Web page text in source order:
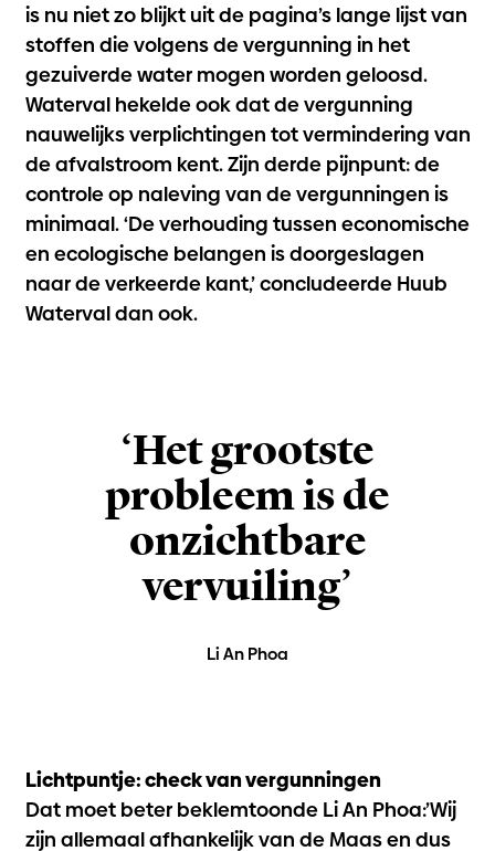
is nu niet zo blijkt uit de pagina’s lange lijst van
stoffen die volgens de vergunning in het
gezuiverde water mogen worden geloosd.
Waterval hekelde ook dat de vergunning
nauwelijks verplichtingen tot vermindering van
de afvalstroom kent. Zijn derde pijnpunt: de
controle op naleving van de vergunningen is
minimaal. ‘De verhouding tussen economische
en ecologische belangen is doorgeslagen
naar de verkeerde kant,’ concludeerde Huub
Waterval dan ook.
‘Het grootste
probleem is de
onzichtbare
vervuiling’
Li An Phoa
Lichtpuntje: check van vergunningen
Dat moet beter beklemtoonde Li An Phoa:’Wij
zijn allemaal afhankelijk van de Maas en dus